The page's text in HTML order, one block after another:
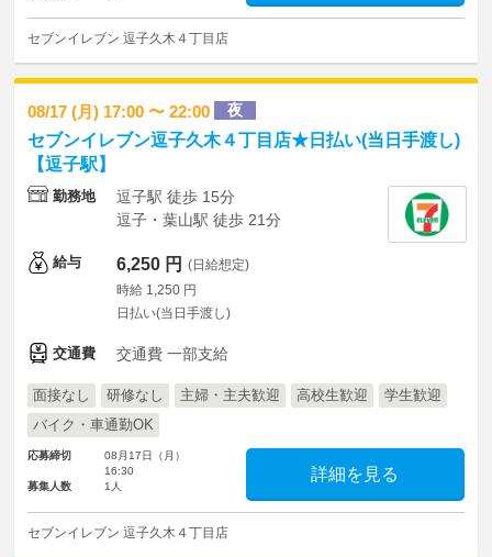
セブンイレブン 逗子久木４丁目店
08/17 (月) 17:00 〜 22:00 夜
セブンイレブン逗子久木４丁目店★日払い(当日手渡し)
【逗子駅】
勤務地
逗子駅 徒歩 15分
逗子・葉山駅 徒歩 21分
給与 6,250 円 (日給想定)
時給 1,250 円
日払い(当日手渡し)
交通費 交通費 一部支給
面接なし 研修なし 主婦・主夫歓迎 高校生歓迎
学生歓迎
バイク・車通勤OK
応募締切
08月17日（月）
16:30
募集人数
1人
詳細を見る
セブンイレブン 逗子久木４丁目店